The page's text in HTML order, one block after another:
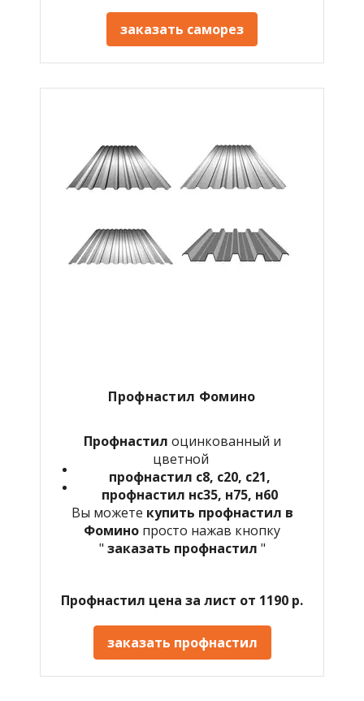
заказать саморез
Профнастил Фомино
Профнастил оцинкованный и
цветной
профнастил с8, с20, с21,
профнастил нс35, н75, н60
Вы можете купить профнастил в
Фомино просто нажав кнопку
" заказать профнастил "
Профнастил цена за лист от 1190 р.
заказать профнастил